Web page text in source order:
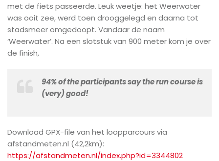
met de fiets passeerde. Leuk weetje: het Weerwater
was ooit zee, werd toen drooggelegd en daarna tot
stadsmeer omgedoopt. Vandaar de naam
‘Weerwater’. Na een slotstuk van 900 meter kom je over
de finish,
94% of the participants say the run course is
(very) good!
Download GPX-file van het loopparcours via
afstandmeten.nl (42,2km):
https://afstandmeten.nl/index.php?id=3344802